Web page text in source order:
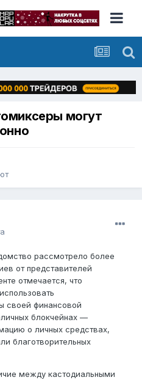
могут
рассмотрело более
от представителей
отмечается, что
своей финансовой
блокчейнах —
о личных средствах,
благотворительных
между кастодиальными